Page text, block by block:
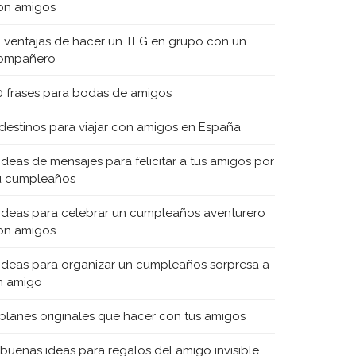
amigos
ventajas de hacer un TFG en grupo con un
frases para bodas de amigos
para viajar con amigos en España
de mensajes para felicitar a tus amigos por
cumpleaños
para celebrar un cumpleaños aventurero
amigos
para organizar un cumpleaños sorpresa a
amigo
originales que hacer con tus amigos
ideas para regalos del amigo invisible